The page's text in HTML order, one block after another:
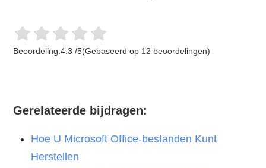
Beoordeling:4.3 /5(Gebaseerd op 12 beoordelingen)
Gerelateerde bijdragen:
Hoe U Microsoft Office-bestanden Kunt
Herstellen